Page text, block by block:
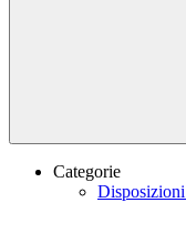
Categorie